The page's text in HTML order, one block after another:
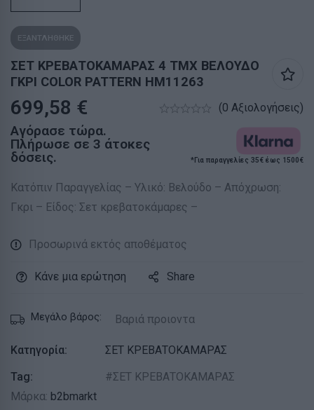
ΕΞΑΝΤΛΗΘΗΚΕ
ΣΕΤ ΚΡΕΒΑΤΟΚΑΜΑΡΑΣ 4 ΤΜΧ ΒΕΛΟΥΔΟ
ΓΚΡΙ COLOR PATTERN HM11263
699,58 € (0 Αξιολογήσεις)
Αγόρασε τώρα.
Πλήρωσε σε 3 άτοκες
δόσεις.
*Για παραγγελίες 35€ έως 1500€
Κατόπιν Παραγγελίας – Υλικό: Βελούδο – Απόχρωση:
Γκρι – Είδος: Σετ κρεβατοκάμαρες –
Προσωρινά εκτός αποθέματος
Κάνε μια ερώτηση Share
Μεγάλο βάρος: Βαριά προιοντα
Κατηγορία:
ΣΕΤ ΚΡΕΒΑΤΟΚΑΜΑΡΑΣ
Tag:
ΣΕΤ ΚΡΕΒΑΤΟΚΑΜΑΡΑΣ
Μάρκα: b2bmarkt